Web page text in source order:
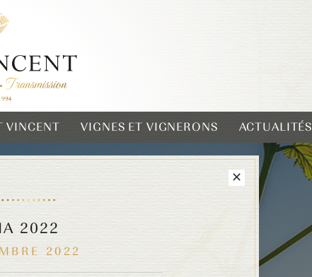
2022
2022
VINCENT VIGNES ET VIGNERONS ACTUALITÉS